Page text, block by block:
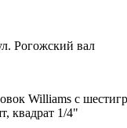
Рогожский вал